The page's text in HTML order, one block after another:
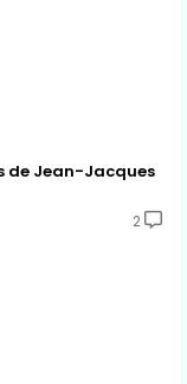
de Jean-Jacques
2